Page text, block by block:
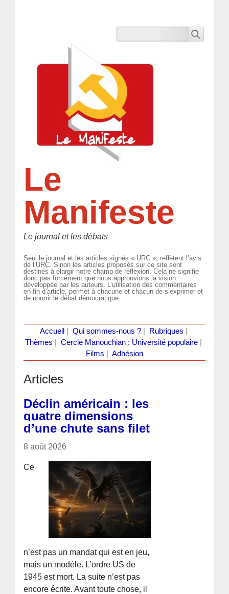
Le
Manifeste
Le journal et les débats
Seul le journal et les articles signés « URC », reflètent l’avis
de l’URC. Sinon les articles proposés sur ce site sont
destinés à élargir notre champ de réflexion. Cela ne signifie
donc pas forcément que nous approuvions la vision
développée par les auteurs. L’utilisation des commentaires
en fin d’article, permet à chacune et chacun de s’exprimer et
de nourrir le débat démocratique.
Accueil Qui sommes-nous ?| Rubriques
Thèmes
Cercle Manouchian : Université populaire
Films
Adhésion
Articles
Déclin américain : les
quatre dimensions
d’une chute sans filet
8 août 2026
Ce
n’est pas un mandat qui est en jeu,
mais un modèle. L’ordre US de
1945 est mort. La suite n’est pas
encore écrite. Avant toute chose, il